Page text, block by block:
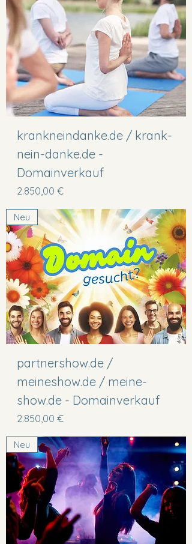
krankneindanke.de / krank-
nein-danke.de -
Domainverkauf
Preis
2.850,00 €
Neu
partnershow.de /
meineshow.de / meine-
show.de - Domainverkauf
Preis
2.850,00 €
Neu